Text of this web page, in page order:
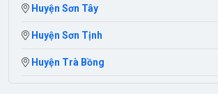
Huyện Sơn Tây
Huyện Sơn Tịnh
Huyện Trà Bồng